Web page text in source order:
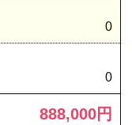
0
0
888,000円